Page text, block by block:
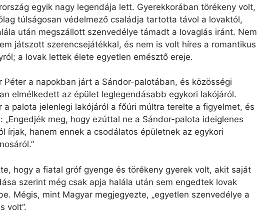
egyik nagy legendája lett. Gyerekkorában törékeny volt,
túlságosan védelmező családja tartotta távol a lovaktól,
után megszállott szenvedélye támadt a lovaglás iránt. Nem
játszott szerencsejátékkal, és nem is volt híres a romantikus
a lovak lettek élete egyetlen emésztő ereje.
Péter a napokban járt a Sándor-palotában, és közösségi
elmélkedett az épület leglegendásabb egykori lakójáról.
a palota jelenlegi lakójáról a főúri múltra terelte a figyelmet, és
„Engedjék meg, hogy ezúttal ne a Sándor-palota ideiglenes
írjak, hanem ennek a csodálatos épületnek az egykori
hogy a fiatal gróf gyenge és törékeny gyerek volt, akit saját
szerint még csak apja halála után sem engedtek lovak
Mégis, mint Magyar megjegyezte, „egyetlen szenvedélye a
volt”.